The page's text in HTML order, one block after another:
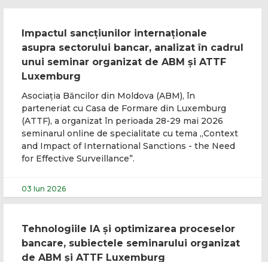
Impactul sancțiunilor internaționale
asupra sectorului bancar, analizat în cadrul
unui seminar organizat de ABM și ATTF
Luxemburg
Asociația Băncilor din Moldova (ABM), în
parteneriat cu Casa de Formare din Luxemburg
(ATTF), a organizat în perioada 28-29 mai 2026
seminarul online de specialitate cu tema „Context
and Impact of International Sanctions - the Need
for Effective Surveillance”.
03 Iun 2026
Tehnologiile IA și optimizarea proceselor
bancare, subiectele seminarului organizat
de ABM și ATTF Luxemburg